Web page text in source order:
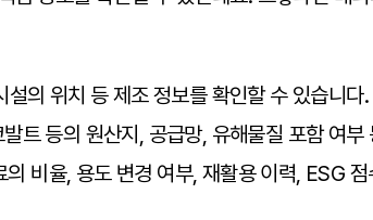
의 위치 등 제조 정보를 확인할 수 있습니
트 등의 원산지, 공급망, 유해물질 포함 여
비율, 용도 변경 여부, 재활용 이력, ESG